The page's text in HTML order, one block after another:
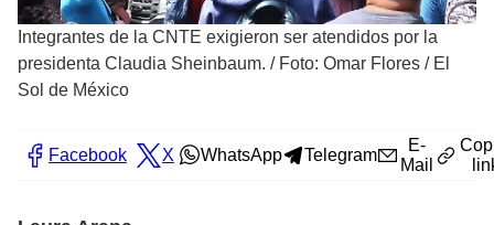
Integrantes de la CNTE exigieron ser atendidos por la
presidenta Claudia Sheinbaum. / Foto: Omar Flores / El
Sol de México
Facebook X WhatsApp Telegram
E-
Mail